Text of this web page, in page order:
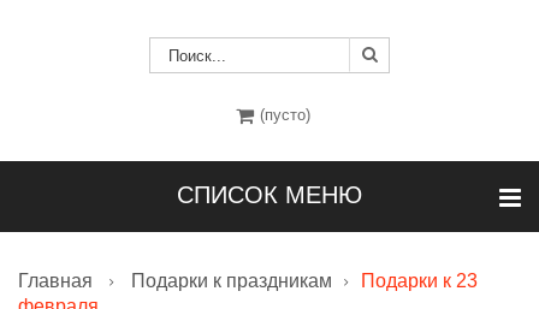
(пусто)
СПИСОК МЕНЮ
Главная Подарки к праздникам
Подарки к 23